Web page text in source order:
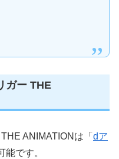
ガー THE
ANIMATIONは「 dア
能です。